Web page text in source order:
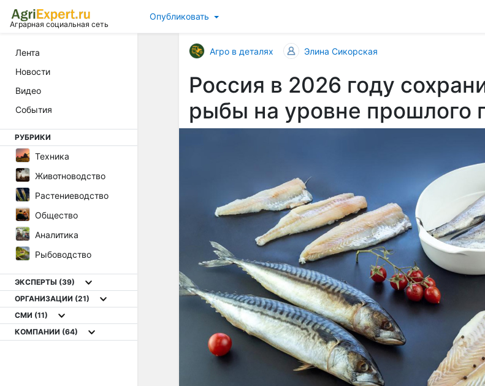
Аграрная социальная сеть
Опубликовать
Лента
Новости
Видео
События
РУБРИКИ
Техника
Животноводство
Растениеводство
Общество
Аналитика
Рыбоводство
ЭКСПЕРТЫ (39)
ОРГАНИЗАЦИИ (21)
СМИ (11)
КОМПАНИИ (64)
Агро в деталях Элина Сикорская
Россия в 2026 году
рыбы на уровне прошлого